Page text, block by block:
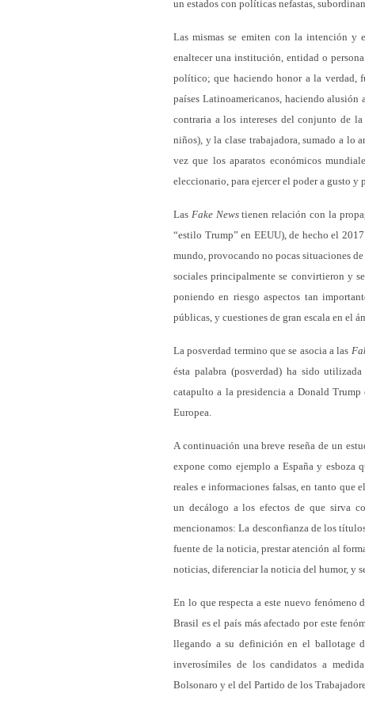
un estados con políticas nefastas,
Las mismas se emiten con la intención y
enaltecer una institución, entidad o
político; que haciendo honor a la verdad,
países Latinoamericanos, haciendo
contraria a los intereses del conjunto de
niños), y la clase trabajadora, sumado a lo
vez que los aparatos económicos
eleccionario, para ejercer el poder a gusto y
Las Fake Newstienen relación con la
“estilo Trump” en EEUU), de hecho el
mundo, provocando no pocas situaciones
sociales principalmente se convirtieron y
poniendo en riesgo aspectos tan
públicas, y cuestiones de gran escala en el
La posverdad termino que se asocia a las
ésta palabra (posverdad) ha sido
catapulto a la presidencia a Donald
Europea.
A continuación una breve reseña de un
expone como ejemplo a España y
reales e informaciones falsas, en tanto que
un decálogo a los efectos de que sirva
mencionamos: La desconfianza de los
fuente de la noticia, prestar atención al
noticias, diferenciar la noticia del humor, y
En lo que respecta a este nuevo fenómeno
Brasil es el país más afectado por este
llegando a su definición en el ballotage
inverosímiles de los candidatos a
Bolsonaro y el del Partido de los